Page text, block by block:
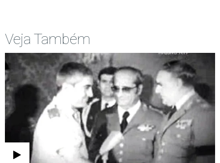
Veja Também